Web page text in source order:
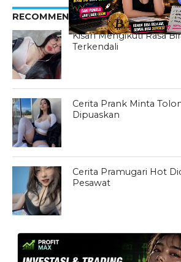
RECOMMENDED FOR YOU
Kisah Mengikuti Rasa
Terkendali
Cerita Prank Minta
Dipuaskan
Cerita Pramugari Hot
Pesawat